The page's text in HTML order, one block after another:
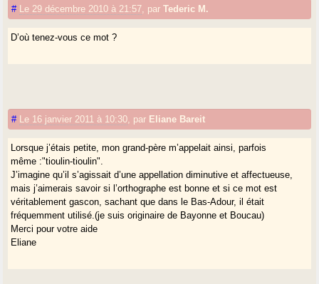
# Le 29 décembre 2010 à 21:57 parTederic M.
D’où tenez-vous ce mot ?
# Le 16 janvier 2011 à 10:30 par Eliane Bareit
Lorsque j’étais petite, mon grand-père m’appelait ainsi, parfois
même :"tioulin-tioulin".
J’imagine qu’il s’agissait d’une appellation diminutive et affectueuse,
mais j’aimerais savoir si l’orthographe est bonne et si ce mot est
véritablement gascon, sachant que dans le Bas-Adour, il était
fréquemment utilisé.(je suis originaire de Bayonne et Boucau)
Merci pour votre aide
Eliane